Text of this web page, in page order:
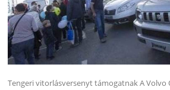
Tengeri vitorlásversenyt támogatnak A Volvo